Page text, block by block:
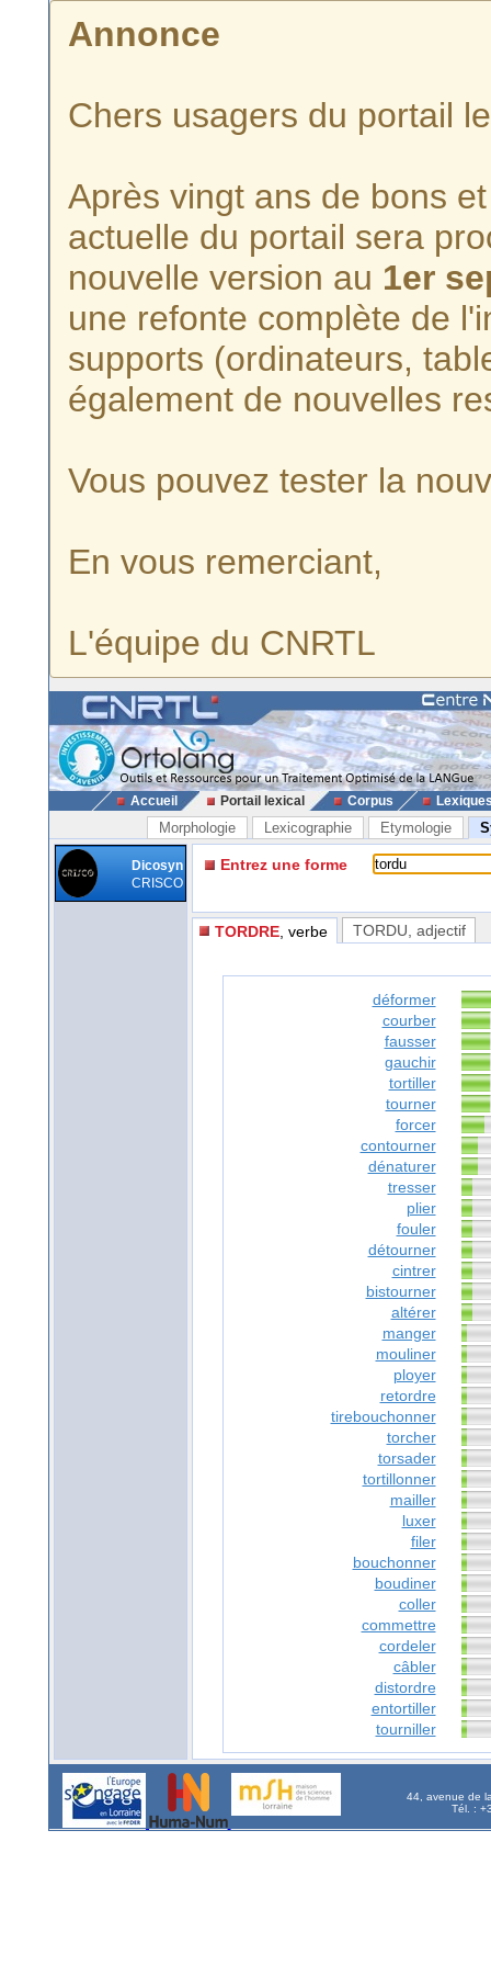
Annonce
Chers usagers du portail
Après vingt ans de bons
actuelle du portail sera
nouvelle version au 1er
une refonte complète de
supports (ordinateurs,
également de nouvelles
Vous pouvez tester la
En vous remerciant,
L'équipe du CNRTL
Accueil Portail lexical Corpus
Morphologie Lexicographie Etymologie
Dicosyn
CRISCO
Entrez une forme
TORDRE , verbe TORDU , adjectif
déformer
courber
fausser
gauchir
tortiller
tourner
forcer
contourner
dénaturer
tresser
plier
fouler
détourner
cintrer
bistourner
altérer
manger
mouliner
ployer
retordre
tirebouchonner
torcher
torsader
tortillonner
mailler
luxer
filer
bouchonner
boudiner
coller
commettre
cordeler
câbler
distordre
entortiller
tourniller
44, avenue de
Tél. :